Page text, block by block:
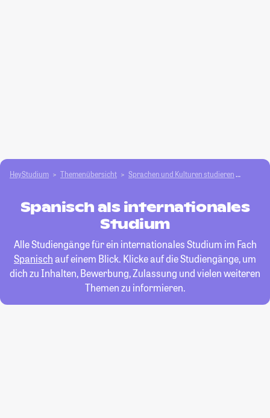
HeyStudium Themenübersicht Sprachen und Kulturen studieren
Spanisch als internationales
Studium
Alle Studiengänge für ein internationales Studium im Fach
Spanischauf einem Blick. Klicke auf die Studiengänge, um
dich zu Inhalten, Bewerbung, Zulassung und vielen weiteren
Themen zu informieren.